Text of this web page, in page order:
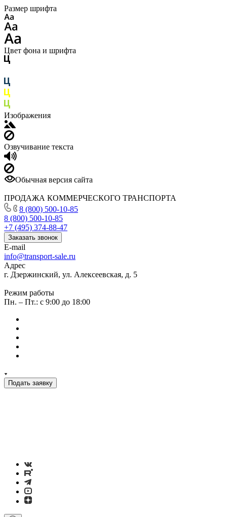
Размер шрифта
Цвет фона и шрифта
Изображения
Озвучивание текста
Обычная версия сайта
ПРОДАЖА КОММЕРЧЕСКОГО ТРАНСПОРТА
8 (800) 500-10-85
8 (800) 500-10-85
+7 (495) 374-88-47
Заказать звонок
E-mail
info@transport-sale.ru
Адрес
г. Дзержинский, ул. Алексеевская, д. 5
Режим работы
Пн. – Пт.: с 9:00 до 18:00
Подать заявку